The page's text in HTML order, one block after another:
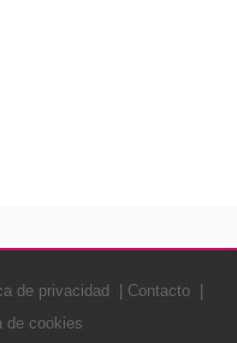
de privacidad
Contacto
de cookies